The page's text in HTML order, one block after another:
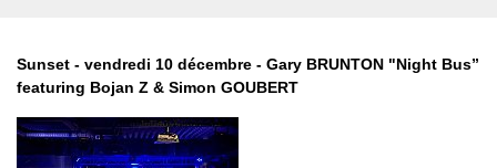
Sunset - vendredi 10 décembre - Gary BRUNTON "Night Bus”
featuring Bojan Z & Simon GOUBERT